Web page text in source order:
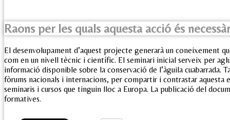
Raons per les quals aquesta acció és
El desenvolupament d’aquest projecte generarà un coneixement
com en un nivell tècnic i científic. El seminari inicial serveix per
informació disponible sobre la conservació de l’àguila cuabarrada.
fòrums nacionals i internacions, per compartir i contrastar aquesta
seminaris i cursos que tinguin lloc a Europa. La publicació del
formatives.